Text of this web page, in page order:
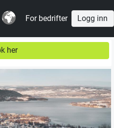
For bedrifter Logg inn
her